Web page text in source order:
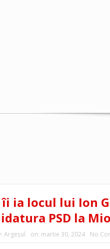
îi ia locul lui Ion
PSD la
Argeşul on: martie 30, 2024 No